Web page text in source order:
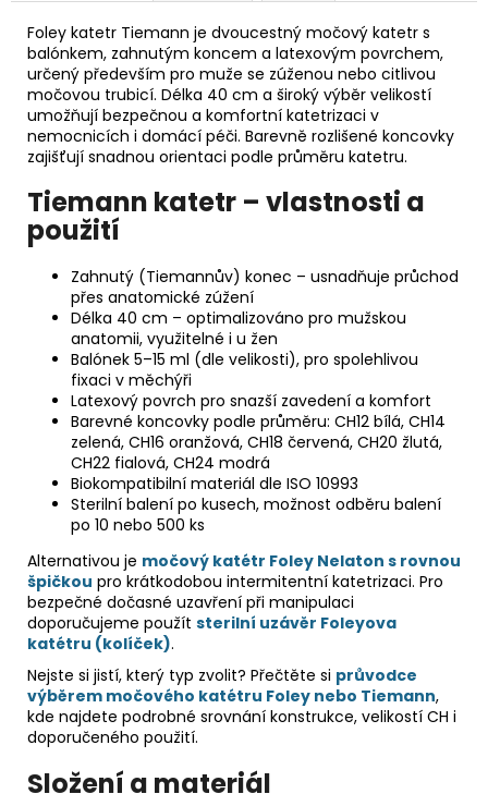
Foley katetr Tiemann je dvoucestný močový katetr s
balónkem, zahnutým koncem a latexovým povrchem,
určený především pro muže se zúženou nebo citlivou
močovou trubicí. Délka 40 cm a široký výběr velikostí
umožňují bezpečnou a komfortní katetrizaci v
nemocnicích i domácí péči. Barevně rozlišené koncovky
zajišťují snadnou orientaci podle průměru katetru.
Tiemann katetr – vlastnosti a
použití
Zahnutý (Tiemannův) konec – usnadňuje průchod
přes anatomické zúžení
Délka 40 cm – optimalizováno pro mužskou
anatomii, využitelné i u žen
Balónek 5–15 ml (dle velikosti), pro spolehlivou
fixaci v měchýři
Latexový povrch pro snazší zavedení a komfort
Barevné koncovky podle průměru: CH12 bílá, CH14
zelená, CH16 oranžová, CH18 červená, CH20 žlutá,
CH22 fialová, CH24 modrá
Biokompatibilní materiál dle ISO 10993
Sterilní balení po kusech, možnost odběru balení
po 10 nebo 500 ks
Alternativou je močový katétr Foley Nelaton s rovnou
špičkou pro krátkodobou intermitentní katetrizaci. Pro
bezpečné dočasné uzavření při manipulaci
doporučujeme použít sterilní uzávěr Foleyova
katétru (kolíček).
Nejste si jistí, který typ zvolit? Přečtěte si průvodce
výběrem močového katétru Foley nebo Tiemann,
kde najdete podrobné srovnání konstrukce, velikostí CH i
doporučeného použití.
Složení a materiál